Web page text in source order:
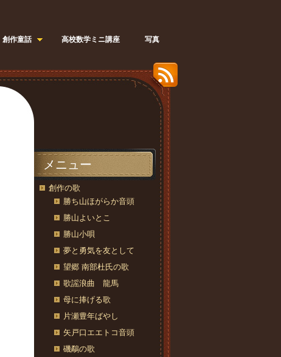
創作童話 高校数学ミニ講座 写真
メニュー
創作の歌
勝ち山ほがらか音頭
勝山よいとこ
勝山小唄
夢と勇気を友として
望郷 南部杜氏の歌
歌謡浪曲 龍馬
母に捧げる歌
片瀬豊年ばやし
矢戸口エエトコ音頭
磯鷸の歌